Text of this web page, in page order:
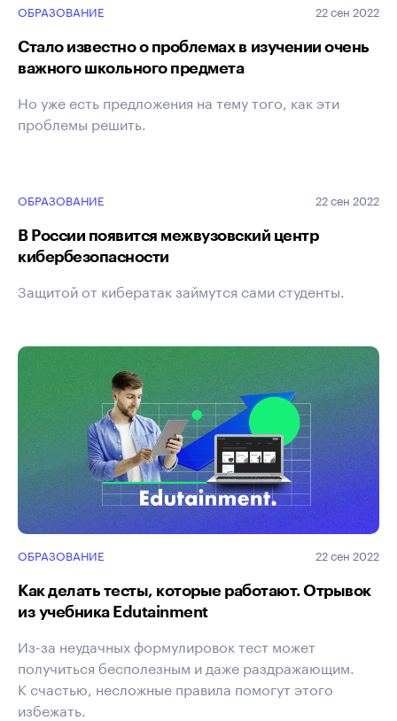
ОБРАЗОВАНИЕ 22 сен 2022
Стало известно о проблемах в изучении очень
важного школьного предмета
Но уже есть предложения на тему того, как эти
проблемы решить.
ОБРАЗОВАНИЕ 22 сен 2022
В России появится межвузовский центр
кибербезопасности
Защитой от кибератак займутся сами студенты.
ОБРАЗОВАНИЕ 22 сен 2022
Как делать тесты, которые работают. Отрывок
из учебника Edutainment
Из-за неудачных формулировок тест может
получиться бесполезным и даже раздражающим.
К счастью, несложные правила помогут этого
избежать.